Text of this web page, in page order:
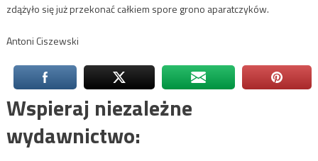
zdążyło się już przekonać całkiem spore grono aparatczyków.
Antoni Ciszewski
Wspieraj niezależne
wydawnictwo: